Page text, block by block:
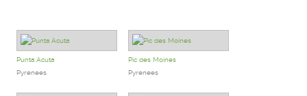
Punta Acuta
Pyrenees
Pic des Moines
Pyrenees